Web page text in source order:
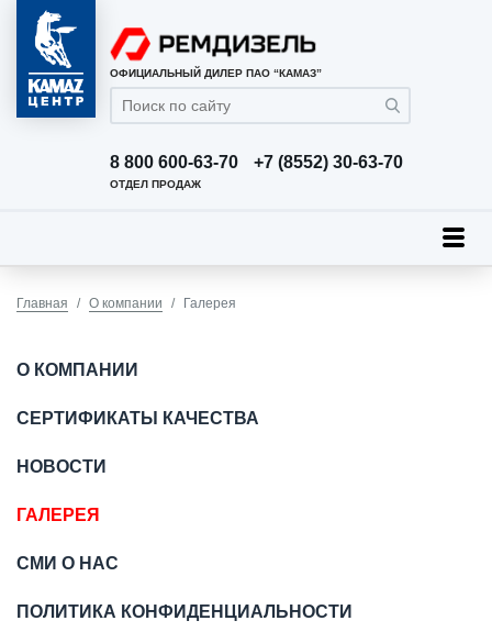
ОФИЦИАЛЬНЫЙ ДИЛЕР ПАО “КАМАЗ”
8 800 600-63-70 +7 (8552) 30-63-70
ОТДЕЛ ПРОДАЖ
Главная О компании Галерея
О КОМПАНИИ
СЕРТИФИКАТЫ КАЧЕСТВА
НОВОСТИ
ГАЛЕРЕЯ
СМИ О НАС
ПОЛИТИКА КОНФИДЕНЦИАЛЬНОСТИ